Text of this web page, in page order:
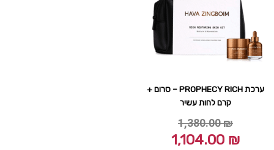
ערכת PROPHECY RICH – סרום +
קרם לחות עשיר
1,380.00₪
1,380.00 ₪.
1,104.00 ₪
1,104.00 ₪.